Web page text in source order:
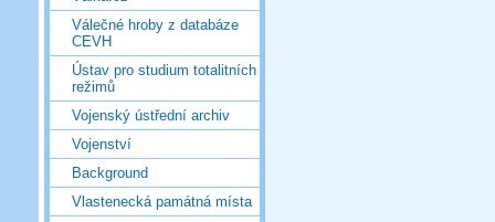
Válečné hroby z databáze
CEVH
Ústav pro studium totalitních
režimů
Vojenský ústřední archiv
Vojenství
Background
Vlastenecká památná místa